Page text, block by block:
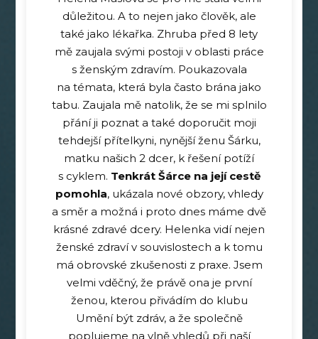
důležitou. A to nejen jako člověk, ale
také jako lékařka. Zhruba před 8 lety
mě zaujala svými postoji v oblasti práce
s ženským zdravím. Poukazovala
na témata, která byla často brána jako
tabu. Zaujala mě natolik, že se mi splnilo
přání ji poznat a také doporučit moji
tehdejší přítelkyni, nynější ženu Šárku,
matku našich 2 dcer, k řešení potíží
s cyklem. Tenkrát Šárce na její cestě
pomohla, ukázala nové obzory, vhledy
a směr a možná i proto dnes máme dvě
krásné zdravé dcery. Helenka vidí nejen
ženské zdraví v souvislostech a k tomu
má obrovské zkušenosti z praxe. Jsem
velmi vděčný, že právě ona je první
ženou, kterou přivádím do klubu
Umění být zdráv, a že společně
poplujeme na vlně vhledů při naší